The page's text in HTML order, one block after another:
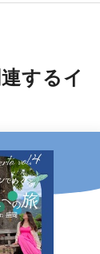
するイ